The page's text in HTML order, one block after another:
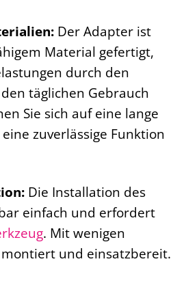
Der Adapter ist
Material gefertigt,
durch den
täglichen Gebrauch
Sie sich auf eine lange
zuverlässige Funktion
Die Installation des
einfach und erfordert
. Mit wenigen
und einsatzbereit.